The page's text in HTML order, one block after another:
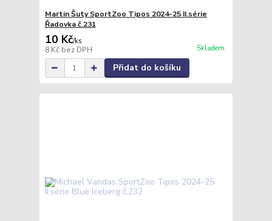
Martin Šuty SportZoo Tipos 2024-25 II.série
Řadovka č.231
10 Kč/ks
8 Kč bez DPH Skladem
Přidat do košíku